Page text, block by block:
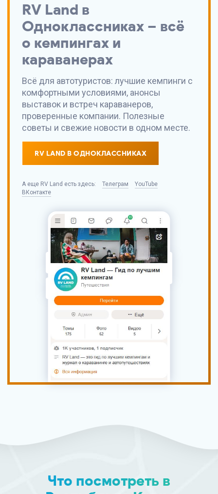
RV Land в
Одноклассниках – всё
о кемпингах и
караванерах
Всё для автотуристов: лучшие кемпинги с
комфортными условиями, анонсы
выставок и встреч караванеров,
проверенные компании. Полезные
советы и свежие новости в одном месте.
RV LAND В ОДНОКЛАССНИКАХ
А еще RV Land есть здесь: Телеграм
YouTube
ВКонтакте
Что посмотреть в